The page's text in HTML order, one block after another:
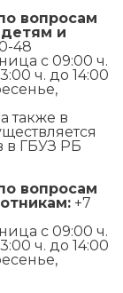
вопросам
и
48
с 09:00 ч.
ч. до 14:00
также в
в ГБУЗ РБ
вопросам
+7
с 09:00 ч.
ч. до 14:00